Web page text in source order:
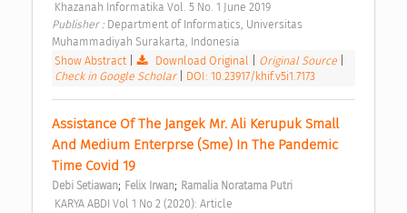
Khazanah Informatika Vol. 5 No. 1 June 2019
Publisher : Department of Informatics, Universitas
Muhammadiyah Surakarta, Indonesia
Show Abstract
Download Original Original Source
Check in Google Scholar
DOI: 10.23917/khif.v5i1.7173
Assistance Of The Jangek Mr. Ali Kerupuk Small
And Medium Enterprse (Sme) In The Pandemic
Time Covid 19
Debi Setiawan; Felix Irwan; Ramalia Noratama Putri
KARYA ABDI Vol 1 No 2 (2020): Article